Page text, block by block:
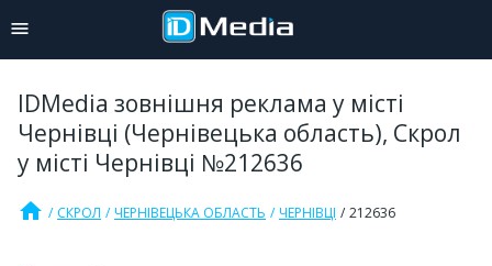
IDMedia зовнішня реклама у місті
Чернівці (Чернівецька область), Скрол
у місті Чернівці №212636
home СКРОЛ ЧЕРНІВЕЦЬКА ОБЛАСТЬ ЧЕРНІВЦІ 212636